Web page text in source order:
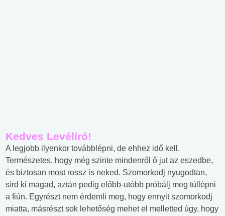
Kedves Levélíró!
A legjobb ilyenkor továbblépni, de ehhez idő kell.
Természetes, hogy még szinte mindenről ő jut az eszedbe,
és biztosan most rossz is neked. Szomorkodj nyugodtan,
sírd ki magad, aztán pedig előbb-utóbb próbálj meg túllépni
a fiún. Egyrészt nem érdemli meg, hogy ennyit szomorkodj
miatta, másrészt sok lehetőség mehet el melletted úgy, hogy